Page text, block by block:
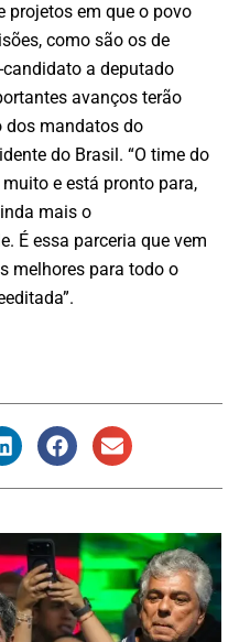
projetos em que o povo
como são os de
a deputado
avanços terão
dos mandatos do
do Brasil. “O time do
e está pronto para,
mais o
É essa parceria que vem
melhores para todo o